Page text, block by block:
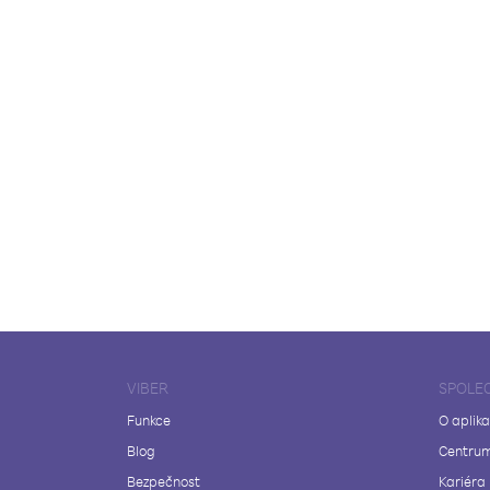
VIBER
Funkce
Blog
Bezpečnost
O
Kariéra